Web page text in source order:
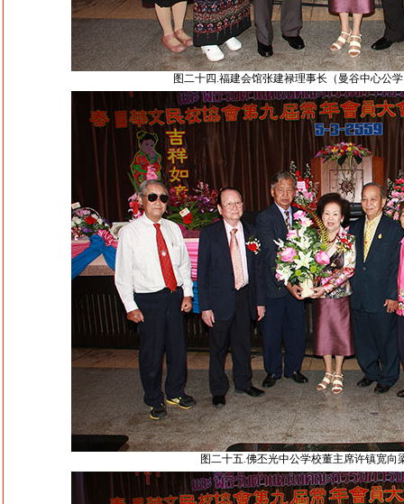
图二十四.福建会馆张建禄理事长（曼谷中心公
图二十五.佛丕光中公学校董主席许镇宽向